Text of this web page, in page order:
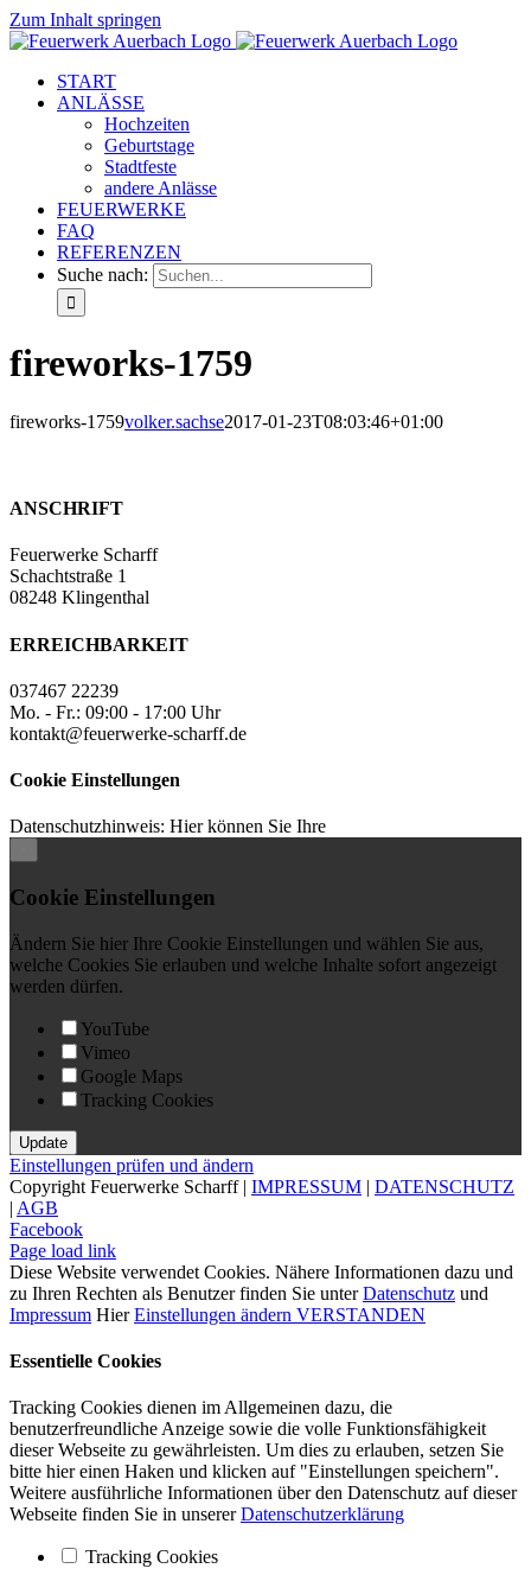
Zum Inhalt springen
START
ANLÄSSE
Hochzeiten
Geburtstage
Stadtfeste
andere Anlässe
FEUERWERKE
FAQ
REFERENZEN
Suche nach:
fireworks-1759
fireworks-1759volker.sachse2017-01-23T08:03:46+01:00
ANSCHRIFT
Feuerwerke Scharff
Schachtstraße 1
08248 Klingenthal
ERREICHBARKEIT
037467 22239
Mo. - Fr.: 09:00 - 17:00 Uhr
kontakt@feuerwerke-scharff.de
Cookie Einstellungen
Datenschutzhinweis: Hier können Sie Ihre
Cookie Einstellungen
Ändern Sie hier Ihre Cookie Einstellungen und wählen Sie aus,
welche Cookies Sie erlauben und welche Inhalte sofort angezeigt
werden dürfen.
YouTube
Vimeo
Google Maps
Tracking Cookies
Einstellungen prüfen und ändern
Copyright Feuerwerke Scharff | IMPRESSUM | DATENSCHUTZ
| AGB
Facebook
Page load link
Diese Website verwendet Cookies. Nähere Informationen dazu und
zu Ihren Rechten als Benutzer finden Sie unterDatenschutz und
Impressum HierEinstellungen ändern VERSTANDEN
Essentielle Cookies
Tracking Cookies dienen im Allgemeinen dazu, die
benutzerfreundliche Anzeige sowie die volle Funktionsfähigkeit
dieser Webseite zu gewährleisten. Um dies zu erlauben, setzen Sie
bitte hier einen Haken und klicken auf "Einstellungen speichern".
Weitere ausführliche Informationen über den Datenschutz auf dieser
Webseite finden Sie in unsererDatenschutzerklärung
Tracking Cookies